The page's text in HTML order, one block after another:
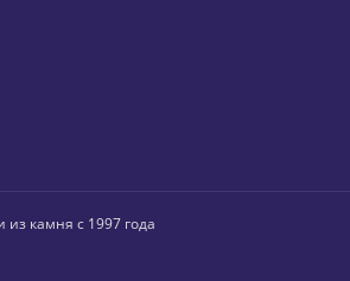
камня с 1997 года